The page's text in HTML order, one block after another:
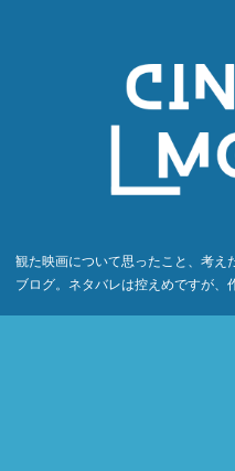
観た映画について思ったこと、考え
ブログ。ネタバレは控えめですが、